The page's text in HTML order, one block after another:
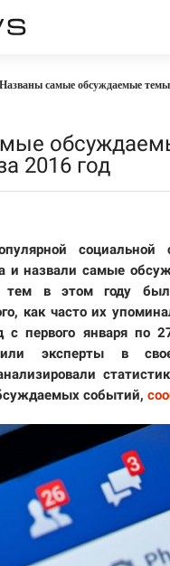
самые обсуждаемые темы
2016 год
социальной
и назвали самые
тем в этом году
как часто их
с первого января по
эксперты в
событий,